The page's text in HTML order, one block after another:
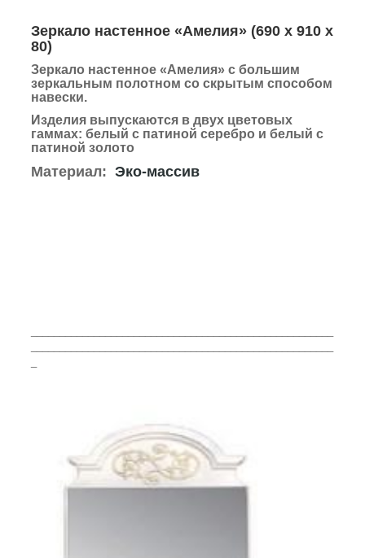
Зеркало настенное «Амелия» (690 х 910 х
80)
Зеркало настенное «Амелия» с большим
зеркальным полотном со скрытым способом
навески.
Изделия выпускаются в двух цветовых
гаммах: белый с патиной серебро и белый с
патиной золото
Материал: Эко-массив